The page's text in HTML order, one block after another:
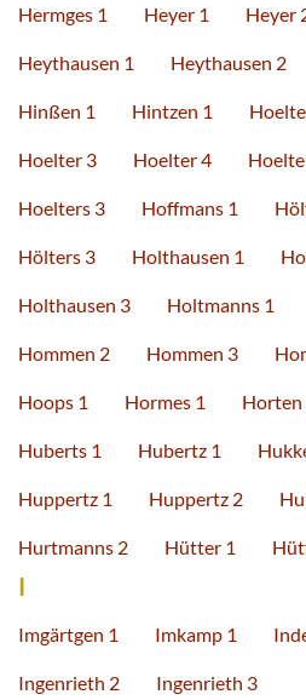
Hermges 1 Heyer 1 Heyer
Heythausen 1 Heythausen 2
Hinßen 1 Hintzen 1
Hoelter 3 Hoelter 4
Hoelters 3 Hoffmans 1
Hölters 3 Holthausen 1
Holthausen 3 Holtmanns 1
Hommen 2 Hommen 3
Hoops 1 Hormes 1 Horten
Huberts 1 Hubertz 1
Huppertz 1 Huppertz 2
Hurtmanns 2 Hütter 1
I
Imgärtgen 1 Imkamp 1
Ingenrieth 2 Ingenrieth 3